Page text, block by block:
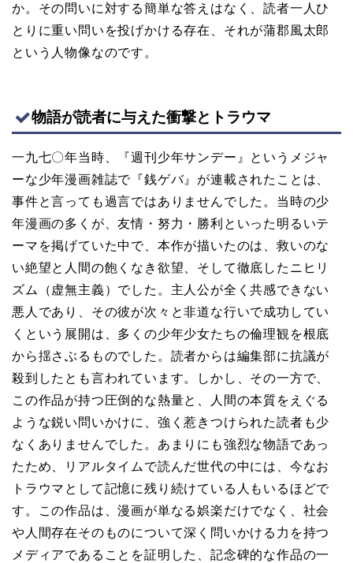
か。その問いに対する簡単な答えはなく、読者一人ひ
とりに重い問いを投げかける存在、それが蒲郡風太郎
という人物像なのです。
物語が読者に与えた衝撃とトラウマ
一九七〇年当時、『週刊少年サンデー』というメジャ
ーな少年漫画雑誌で『銭ゲバ』が連載されたことは、
事件と言っても過言ではありませんでした。当時の少
年漫画の多くが、友情・努力・勝利といった明るいテ
ーマを掲げていた中で、本作が描いたのは、救いのな
い絶望と人間の飽くなき欲望、そして徹底したニヒリ
ズム（虚無主義）でした。主人公が全く共感できない
悪人であり、その彼が次々と非道な行いで成功してい
くという展開は、多くの少年少女たちの倫理観を根底
から揺さぶるものでした。読者からは編集部に抗議が
殺到したとも言われています。しかし、その一方で、
この作品が持つ圧倒的な熱量と、人間の本質をえぐる
ような鋭い問いかけに、強く惹きつけられた読者も少
なくありませんでした。あまりにも強烈な物語であっ
たため、リアルタイムで読んだ世代の中には、今なお
トラウマとして記憶に残り続けている人もいるほどで
す。この作品は、漫画が単なる娯楽だけでなく、社会
や人間存在そのものについて深く問いかける力を持つ
メディアであることを証明した、記念碑的な作品の一